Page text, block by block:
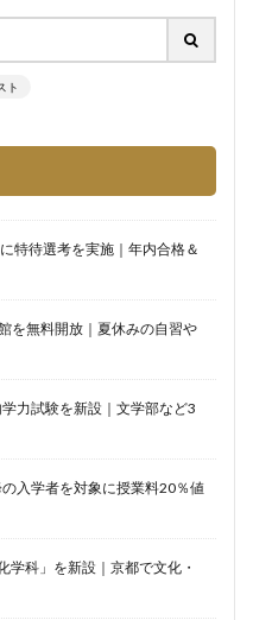
ト
特待選考を実施｜年内合格＆
を無料開放｜夏休みの自習や
力試験を新設｜文学部など3
入学者を対象に授業料20％値
学科」を新設｜京都で文化・